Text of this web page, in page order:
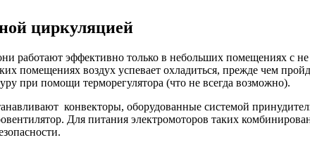
циркуляцией
работают эффективно только в небольших помещениях с
помещениях воздух успевает охладиться, прежде чем
при помощи терморегулятора (что не всегда возможно).
конвекторы, оборудованные системой
Для питания электромоторов таких